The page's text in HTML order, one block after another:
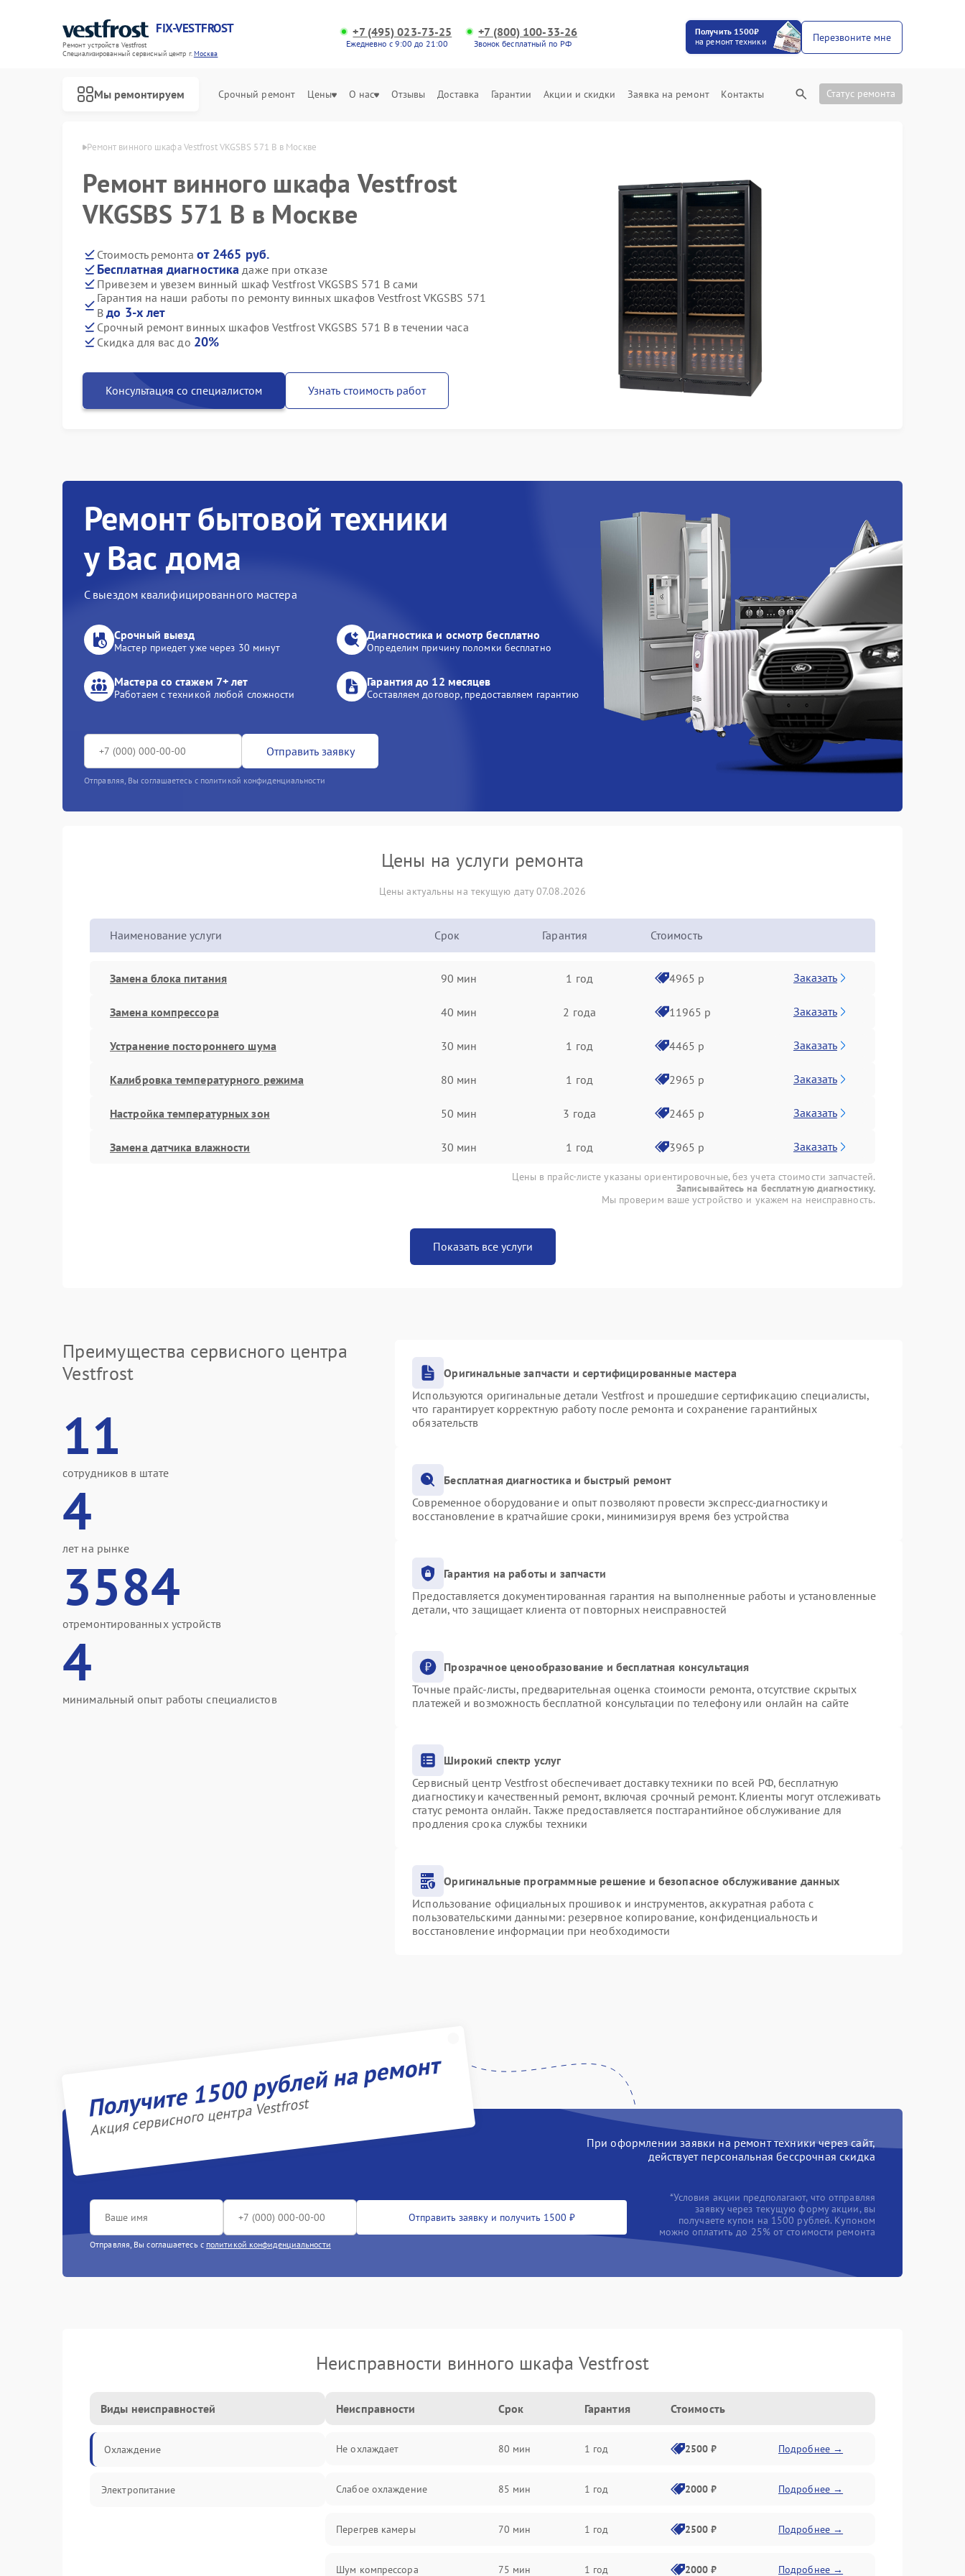
FIX-VESTFROST
Ремонт устройств Vestfrost
Специализированный cервисный центр г.Москва
+7 (495) 023-73-25
Ежедневно с 9:00 до 21:00
+7 (800) 100-33-26
Звонок бесплатный по РФ
Получить 1500₽
на ремонт техники
Перезвоните мне
Мы ремонтируем Срочный ремонт Цены О нас Отзывы Доставка Гарантии Акции и скидки Заявка на ремонт Контакты Статус ремонта
Ремонт винного шкафа Vestfrost VKGSBS 571 B в Москве
Ремонт винного шкафа Vestfrost
VKGSBS 571 B в Москве
Стоимость ремонта от 2465 руб.
Бесплатная диагностика даже при отказе
Привезем и увезем винный шкаф Vestfrost VKGSBS 571 B сами
Гарантия на наши работы по ремонту винных шкафов Vestfrost VKGSBS 571
Bдо 3-х лет
Срочный ремонт винных шкафов Vestfrost VKGSBS 571 B в течении часа
Скидка для вас до 20%
Консультация со специалистом Узнать стоимость работ
Ремонт бытовой техники
у Вас дома
С выездом квалифицированного мастера
Срочный выезд
Мастер приедет уже через 30 минут
Диагностика и осмотр бесплатно
Определим причину поломки бесплатно
Мастера со стажем 7+ лет
Работаем с техникой любой сложности
Гарантия до 12 месяцев
Составляем договор, предоставляем гарантию
Отправить заявку
Отправляя, Вы соглашаетесь с политикой конфиденциальности
Цены на услуги ремонта
Цены актуальны на текущую дату 07.08.2026
Наименование услуги Срок Гарантия Стоимость
Замена блока питания 90 мин 1 год 4965 р Заказать
Замена компрессора 40 мин 2 года 11965 р Заказать
Устранение постороннего шума 30 мин 1 год 4465 р Заказать
Калибровка температурного режима 80 мин 1 год 2965 р Заказать
Настройка температурных зон 50 мин 3 года 2465 р Заказать
Замена датчика влажности 30 мин 1 год 3965 р Заказать
Цены в прайс-листе указаны ориентировочные, без учета стоимости запчастей.
Записывайтесь на бесплатную диагностику.
Мы проверим ваше устройство и укажем на неисправность.
Показать все услуги
Преимущества сервисного центра
Vestfrost
11
сотрудников в штате
4
лет на рынке
3584
отремонтированных устройств
4
минимальный опыт работы специалистов
Оригинальные запчасти и сертифицированные мастера
Используются оригинальные детали Vestfrost и прошедшие сертификацию специалисты,
что гарантирует корректную работу после ремонта и сохранение гарантийных
обязательств
Бесплатная диагностика и быстрый ремонт
Современное оборудование и опыт позволяют провести экспресс-диагностику и
восстановление в кратчайшие сроки, минимизируя время без устройства
Гарантия на работы и запчасти
Предоставляется документированная гарантия на выполненные работы и установленные
детали, что защищает клиента от повторных неисправностей
Прозрачное ценообразование и бесплатная консультация
Точные прайс-листы, предварительная оценка стоимости ремонта, отсутствие скрытых
платежей и возможность бесплатной консультации по телефону или онлайн на сайте
Широкий спектр услуг
Сервисный центр Vestfrost обеспечивает доставку техники по всей РФ, бесплатную
диагностику и качественный ремонт, включая срочный ремонт. Клиенты могут отслеживать
статус ремонта онлайн. Также предоставляется постгарантийное обслуживание для
продления срока службы техники
Оригинальные программные решение и безопасное обслуживание данных
Использование официальных прошивок и инструментов, аккуратная работа с
пользовательскими данными: резервное копирование, конфиденциальность и
восстановление информации при необходимости
Получите 1500 рублей на ремонт
Акция сервисного центра Vestfrost
При оформлении заявки на ремонт техники через сайт,
действует персональная бессрочная скидка
Отправить заявку и получить 1500 ₽
Отправляя, Вы соглашаетесь с политикой конфиденциальности
*Условия акции предполагают, что отправляя
заявку через текущую форму акции, вы
получаете купон на 1500 рублей. Купоном
можно оплатить до 25% от стоимости ремонта
Неисправности винного шкафа Vestfrost
Виды неисправностей
Охлаждение
Электропитание
Неисправности Срок Гарантия Стоимость
Не охлаждает 80 мин 1 год 2500 ₽ Подробнее →
Слабое охлаждение 85 мин 1 год 2000 ₽ Подробнее →
Перегрев камеры 70 мин 1 год 2500 ₽ Подробнее →
Шум компрессора 75 мин 1 год 2000 ₽ Подробнее →